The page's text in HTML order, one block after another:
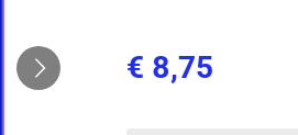
€ 8,75